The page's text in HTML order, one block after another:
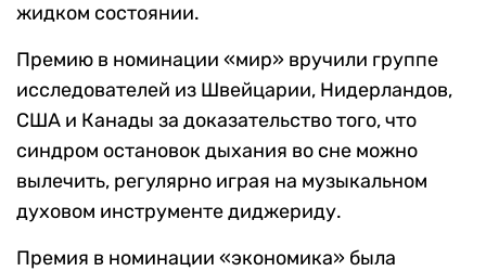
жидком состоянии.
Премию в номинации «мир» вручили группе
исследователей из Швейцарии, Нидерландов,
США и Канады за доказательство того, что
синдром остановок дыхания во сне можно
вылечить, регулярно играя на музыкальном
духовом инструменте диджериду.
Премия в номинации «экономика» была